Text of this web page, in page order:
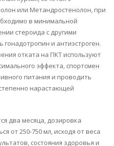
или Метандростенолон, при
в минимальной
стероида с другими
и антиэстроген.
отката на ПКТ используют
эффекта, спортсмен
питания и проводить
нарастающей
два месяца, дозировка
от 250-750 мл, исходя от веса
состояния здоровья и